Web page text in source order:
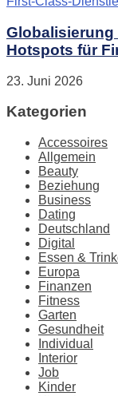
Globalisierung
Hotspots für
23. Juni 2026
Kategorien
Accessoires
Allgemein
Beauty
Beziehung
Business
Dating
Deutschland
Digital
Essen &
Europa
Finanzen
Fitness
Garten
Gesundheit
Individual
Interior
Job
Kinder